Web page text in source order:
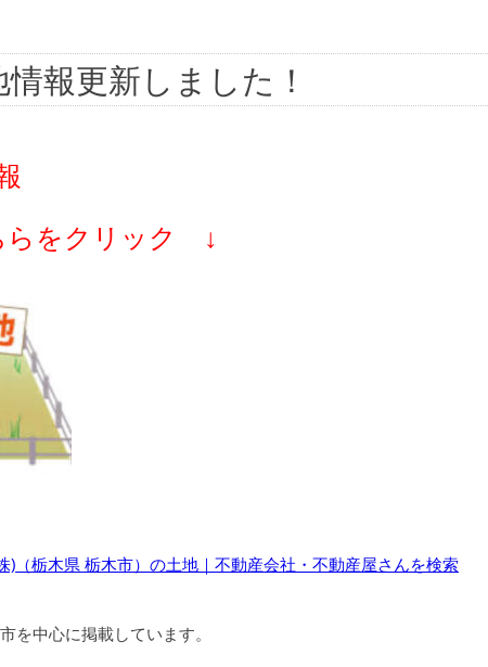
情報更新しました！
らをクリック ↓
)（栃木県 栃木市）の土地｜不動産会社・不動産屋さんを検索
を中心に掲載しています。